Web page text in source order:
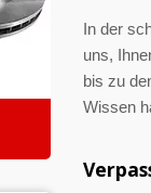
In der
uns,
bis zu
Wissen